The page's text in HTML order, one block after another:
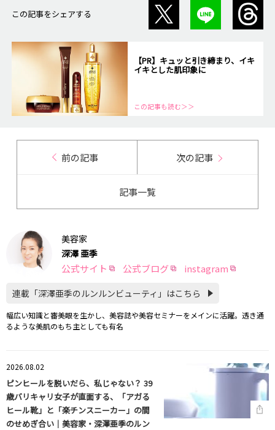
この記事をシェアする
【PR】キュッと引き締まり、イキ
イキとした肌印象に
この記事も読む＞＞
前の記事 次の記事
記事一覧
美容家
深澤 亜季
公式サイト 公式ブログ instagram
連載「深澤亜季のルンルンビューティ」はこちら
幅広い知識と審美眼を生かし、美容誌や美容セミナーをメインに活躍。透き通
るような美肌のもち主としても有名
2026.08.02
ピンヒールを脱いだら、私じゃない？ 39
歳バリキャリ女子が直面する、「アガる
ヒール靴」と「楽チンスニーカー」の間
のせめぎ合い｜美容家・深澤亜季のルン